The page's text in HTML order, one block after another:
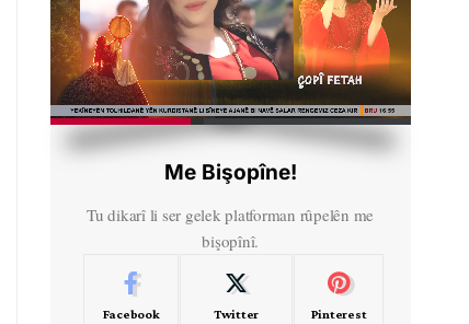
Me Bişopîne!
Tu dikarî li ser gelek platforman rûpelên me
bişopînî.
Facebook Twitter Pinterest